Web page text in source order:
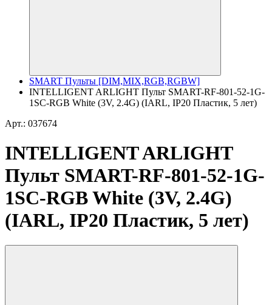
SMART Пульты [DIM,MIX,RGB,RGBW]
INTELLIGENT ARLIGHT Пульт SMART-RF-801-52-1G-
1SC-RGB White (3V, 2.4G) (IARL, IP20 Пластик, 5 лет)
Арт.: 037674
INTELLIGENT ARLIGHT
Пульт SMART-RF-801-52-1G-
1SC-RGB White (3V, 2.4G)
(IARL, IP20 Пластик, 5 лет)